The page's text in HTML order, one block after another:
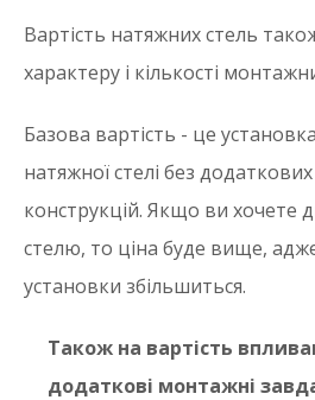
Вартість натяжних стель
характеру і кількості
Базова вартість - це
натяжної стелі без
конструкцій. Якщо ви хочете
стелю, то ціна буде вище, адже
установки збільшиться.
Також на вартість
додаткові монтажні